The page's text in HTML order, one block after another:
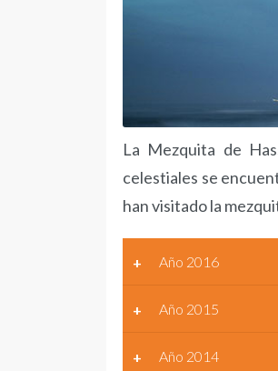
La Mezquita de
celestiales se
han visitado la
Año 2016
Año 2015
Año 2014